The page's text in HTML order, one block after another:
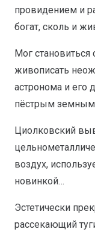
провидением и
богат, сколь и
Мог становиться
живописать
астронома и его
пёстрым земным
Циолковский
воздух,
новинкой…
Эстетически
рассекающий